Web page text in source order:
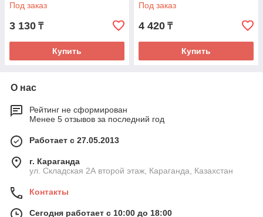
Под заказ
3 130 ₸
Купить
Под заказ
4 420 ₸
Купить
О нас
Рейтинг не сформирован
Менее 5 отзывов за последний год
Работает с 27.05.2013
г. Караганда
ул. Складская 2А второй этаж, Караганда, Казахстан
Контакты
Сегодня работает с 10:00 до 18:00